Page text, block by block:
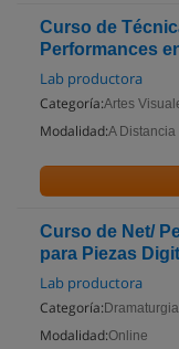
Curso de
Performances
Lab productora
Categoría:Artes
Modalidad:A Distancia
Curso de Net/
para Piezas
Lab productora
Categoría: Dramaturgia
Modalidad:Online